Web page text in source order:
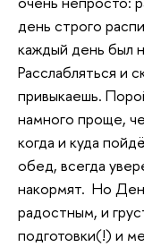
день строго
каждый день был
Расслабляться и
привыкаешь.
намного проще,
когда и куда
обед, всегда
накормят. Но
радостным, и
подготовки(!) и